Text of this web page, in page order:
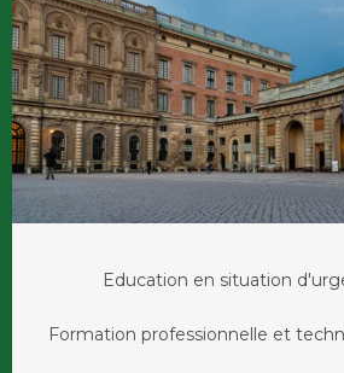
Education en situation
Formation professionnelle et